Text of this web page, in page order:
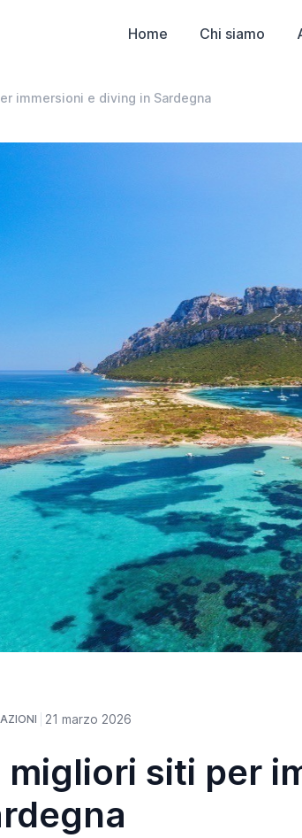
Home Chi siamo
immersioni e diving in Sardegna
21 marzo 2026
migliori siti per